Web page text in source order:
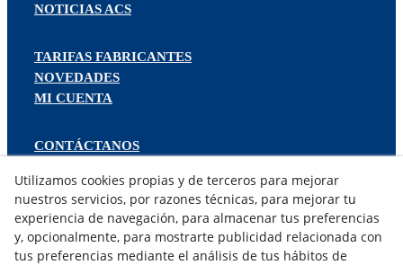
NOTICIAS ACS
TARIFAS FABRICANTES
NOVEDADES
MI CUENTA
CONTÁCTANOS
TRABAJA CON NOSOTROS
¿QUIENES SOMOS?
AVISO LEGAL
Utilizamos cookies propias y de terceros para mejorar
nuestros servicios, por razones técnicas, para mejorar tu
experiencia de navegación, para almacenar tus preferencias
y, opcionalmente, para mostrarte publicidad relacionada con
tus preferencias mediante el análisis de tus hábitos de